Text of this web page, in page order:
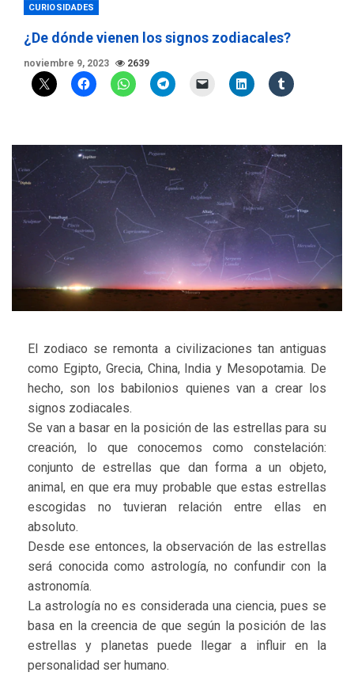
CURIOSIDADES
¿De dónde vienen los signos zodiacales?
noviembre 9, 2023 2639
El zodiaco se remonta a civilizaciones tan antiguas
como Egipto, Grecia, China, India y Mesopotamia. De
hecho, son los babilonios quienes van a crear los
signos zodiacales.
Se van a basar en la posición de las estrellas para su
creación, lo que conocemos como constelación:
conjunto de estrellas que dan forma a un objeto,
animal, en que era muy probable que estas estrellas
escogidas no tuvieran relación entre ellas en
absoluto.
Desde ese entonces, la observación de las estrellas
será conocida como astrología, no confundir con la
astronomía.
La astrología no es considerada una ciencia, pues se
basa en la creencia de que según la posición de las
estrellas y planetas puede llegar a influir en la
personalidad ser humano.